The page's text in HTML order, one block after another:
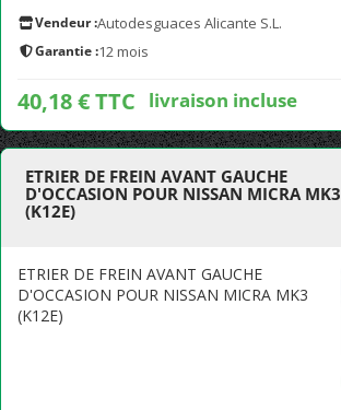
Vendeur :Autodesguaces Alicante S.L.
Garantie :12 mois
40,18 € TTC livraison incluse
ETRIER DE FREIN AVANT GAUCHE
D'OCCASION POUR NISSAN MICRA MK3
(K12E)
ETRIER DE FREIN AVANT GAUCHE
D'OCCASION POUR NISSAN MICRA MK3
(K12E)